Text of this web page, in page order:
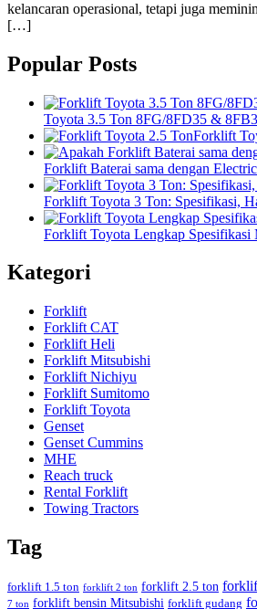
kelancaran operasional, tetapi juga
[…]
Popular Posts
Toyota 3.5 Ton 8FG/8FD35 &
Forklift
Forklift Baterai sama dengan
Forklift Toyota 3 Ton: Spesifikasi,
Forklift Toyota Lengkap Spesifikasi
Kategori
Forklift
Forklift CAT
Forklift Heli
Forklift Mitsubishi
Forklift Nichiyu
Forklift Sumitomo
Forklift Toyota
Genset
Genset Cummins
MHE
Reach truck
Rental Forklift
Towing Tractors
Tag
forklift 1.5 ton forklift 2 ton forklift 2.5 ton
7 ton forklift bensin Mitsubishi forklift gudang